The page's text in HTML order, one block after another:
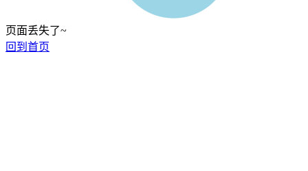
页面丢失了~
回到首页